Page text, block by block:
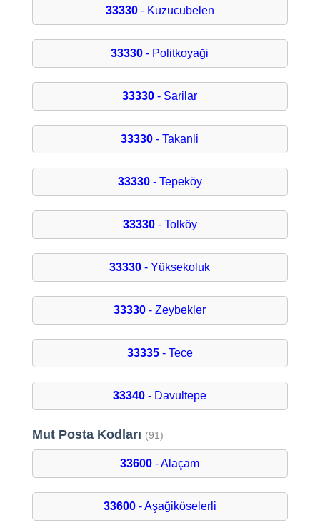
33330- Kuzucubelen
33330 - Politkoyaği
33330 - Sarilar
33330 - Takanli
33330- Tepeköy
33330- Tolköy
33330 - Yüksekoluk
33330 - Zeybekler
33335- Tece
33340 - Davultepe
Mut Posta Kodları (91)
33600 - Alaçam
33600- Aşağiköselerli